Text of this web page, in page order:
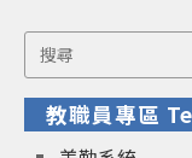
Search
for:
教職員專區